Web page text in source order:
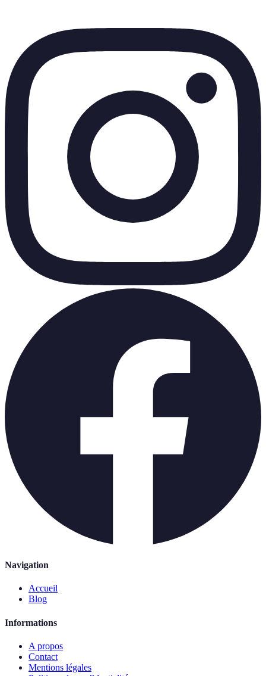
Navigation
Accueil
Blog
Informations
A propos
Contact
Mentions légales